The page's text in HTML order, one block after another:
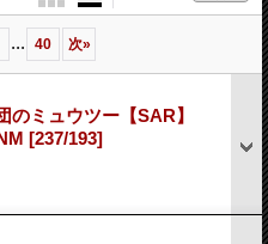
... 40 次»
のミュウツー【SAR】
[237/193]